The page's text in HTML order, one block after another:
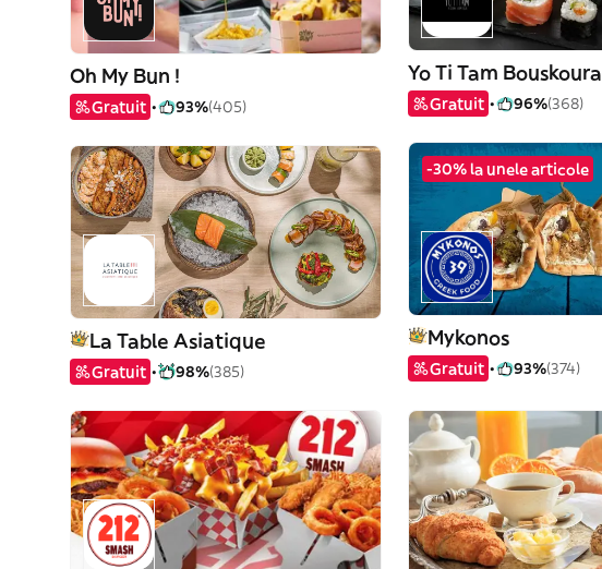
Oh My Bun !
Gratuit 93%(405)
Yo Ti Tam Bouskoura
Gratuit 96%(368)
La Table Asiatique
Gratuit 98%(385)
-30% la unele articole
Mykonos
Gratuit 93%(374)